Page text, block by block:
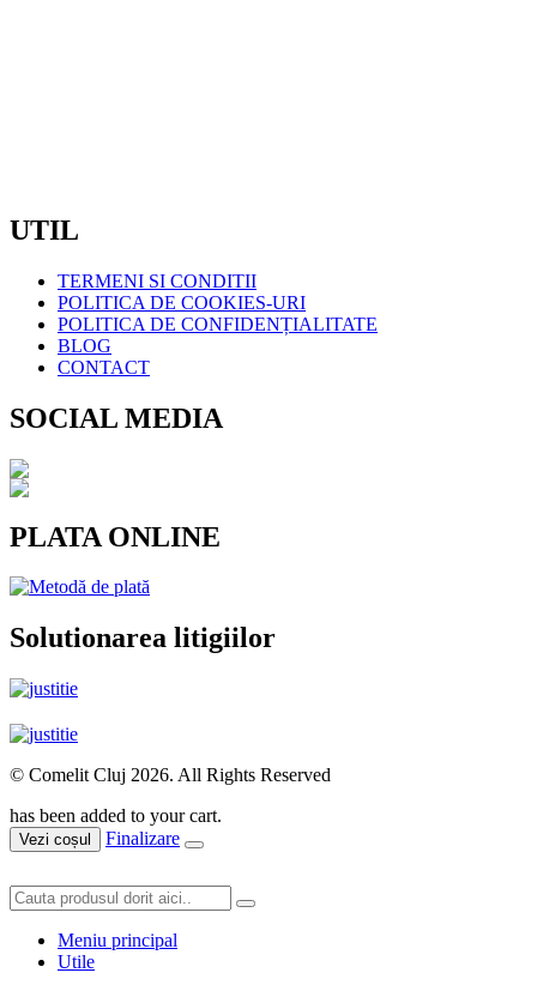
UTIL
TERMENI SI CONDITII
POLITICA DE COOKIES-URI
POLITICA DE CONFIDENȚIALITATE
BLOG
CONTACT
SOCIAL MEDIA
PLATA ONLINE
Solutionarea litigiilor
© Comelit Cluj 2026. All Rights Reserved
has been added to your cart.
Vezi coșul Finalizare
Meniu principal
Utile